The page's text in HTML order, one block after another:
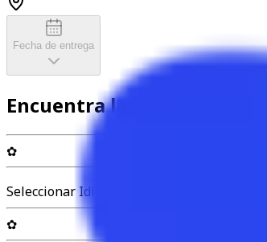
Fecha de entrega
Encuentra las flores
✿
Seleccionar Idioma
✿